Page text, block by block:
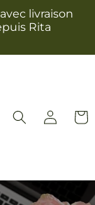
livraison
Rita
Connexion